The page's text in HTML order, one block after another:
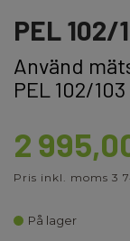
PEL
Använd
PEL 102/103
2
Pris inkl. moms 3
På lager